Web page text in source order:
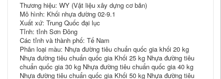
Thương hiệu: WY (Vật liệu xây dựng cơ bản)
Mô hình: Khối nhựa đường 02-9.1
Xuất xứ: Trung Quốc đại lục
Tỉnh: tỉnh Sơn Đông
Các tỉnh và thành phố: Tế Nam
Phân loại màu: Nhựa đường tiêu chuẩn quốc gia khối 20 kg
Nhựa đường tiêu chuẩn quốc gia Khối 25 kg Nhựa đường tiêu
chuẩn quốc gia 30 kg Nhựa đường tiêu chuẩn quốc gia 40 kg
Nhựa đường tiêu chuẩn quốc gia Khối 50 kg Nhựa đường tiêu